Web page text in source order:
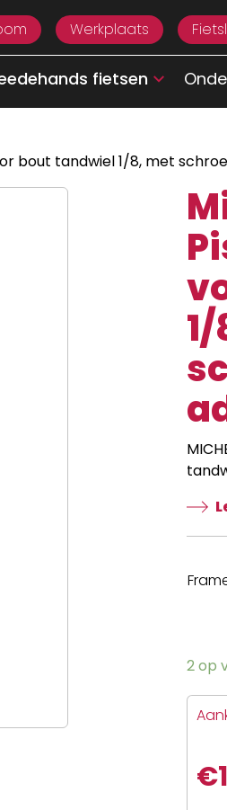
Werkplaats
fietsen
bout tandwiel 1/8, met
2 op
€